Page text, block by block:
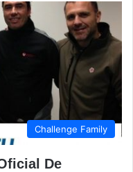
Challenge Family
De